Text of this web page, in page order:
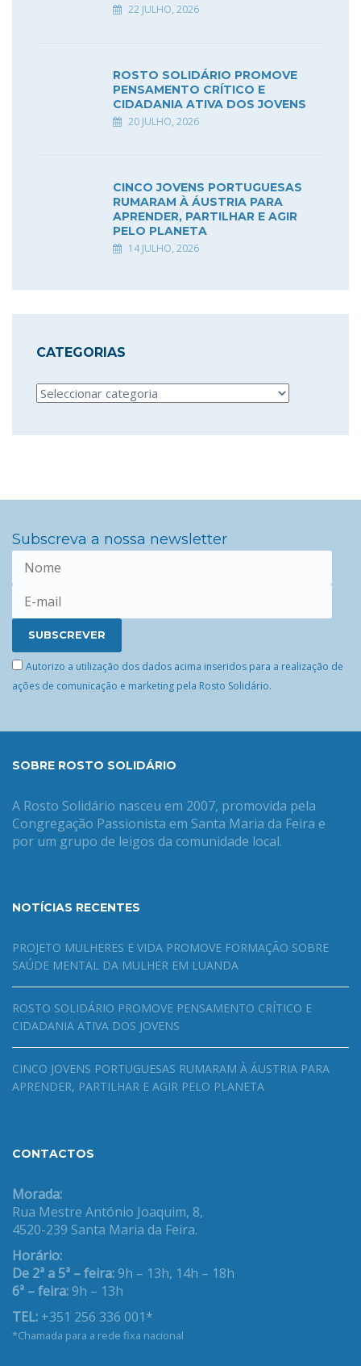
22 JULHO, 2026
ROSTO SOLIDÁRIO PROMOVE
PENSAMENTO CRÍTICO E
CIDADANIA ATIVA DOS JOVENS
20 JULHO, 2026
CINCO JOVENS PORTUGUESAS
RUMARAM À ÁUSTRIA PARA
APRENDER, PARTILHAR E AGIR
PELO PLANETA
14 JULHO, 2026
CATEGORIAS
Categorias
Subscreva a nossa newsletter
Autorizo a utilização dos dados acima inseridos para a realização de
ações de comunicação e marketing pela Rosto Solidário.
SOBRE ROSTO SOLIDÁRIO
A Rosto Solidário nasceu em 2007, promovida pela
Congregação Passionista em Santa Maria da Feira e
por um grupo de leigos da comunidade local.
NOTÍCIAS RECENTES
PROJETO MULHERES E VIDA PROMOVE FORMAÇÃO SOBRE
SAÚDE MENTAL DA MULHER EM LUANDA
ROSTO SOLIDÁRIO PROMOVE PENSAMENTO CRÍTICO E
CIDADANIA ATIVA DOS JOVENS
CINCO JOVENS PORTUGUESAS RUMARAM À ÁUSTRIA PARA
APRENDER, PARTILHAR E AGIR PELO PLANETA
CONTACTOS
Morada:
Rua Mestre António Joaquim, 8,
4520-239 Santa Maria da Feira.
Horário:
De 2ª a 5ª – feira: 9h – 13h, 14h – 18h
6ª – feira: 9h – 13h
TEL: +351 256 336 001*
*Chamada para a rede fixa nacional